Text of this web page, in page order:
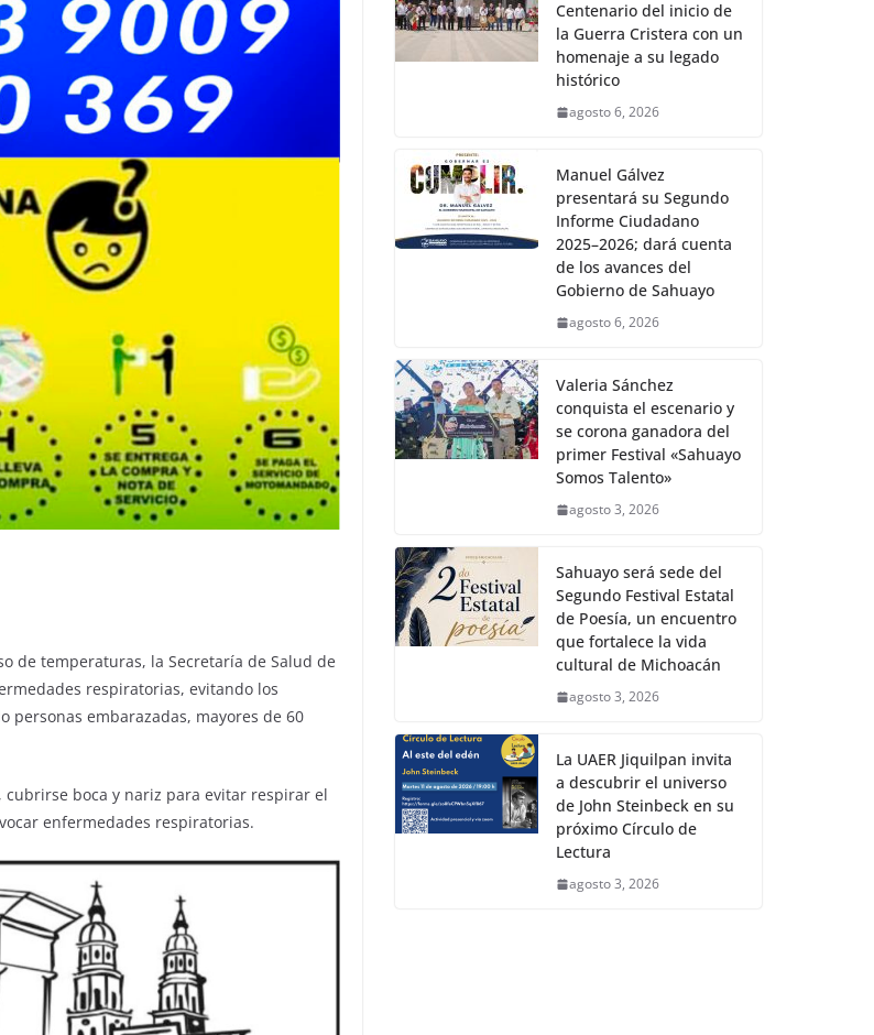
de temperaturas, la Secretaría de Salud de
respiratorias, evitando los
embarazadas, mayores de 60
boca y nariz para evitar respirar el
enfermedades respiratorias.
Centenario del inicio de
la Guerra Cristera con un
homenaje a su legado
histórico
agosto 6, 2026
Manuel Gálvez
presentará su Segundo
Informe Ciudadano
2025–2026; dará cuenta
de los avances del
Gobierno de Sahuayo
agosto 6, 2026
Valeria Sánchez
conquista el escenario y
se corona ganadora del
primer Festival «Sahuayo
Somos Talento»
agosto 3, 2026
Sahuayo será sede del
Segundo Festival Estatal
de Poesía, un encuentro
que fortalece la vida
cultural de Michoacán
agosto 3, 2026
La UAER Jiquilpan invita
a descubrir el universo
de John Steinbeck en su
próximo Círculo de
Lectura
agosto 3, 2026